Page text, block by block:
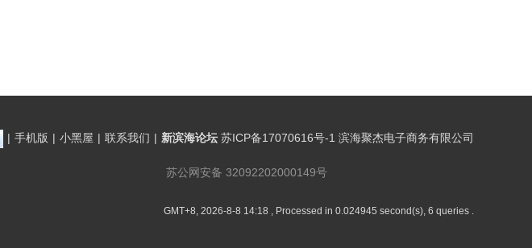
| 手机版 | 小黑屋 | 联系我们 | 新滨海论坛 苏ICP备17070616号-1 滨海聚杰电子商务有限公司
苏公网安备 32092202000149号
GMT+8, 2026-8-8 14:18 , Processed in 0.024945 second(s), 6 queries .